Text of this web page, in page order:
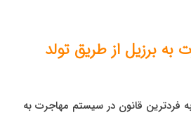
به برزیل از طریق تولد
فردترین قانون در سیستم مهاجرت به